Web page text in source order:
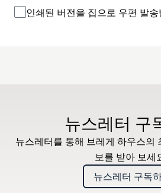
인쇄된 버전을 집으로 우편 발
뉴스레터 구
뉴스레터를 통해 브레게 하우스의
보를 받아 보세
뉴스레터 구독